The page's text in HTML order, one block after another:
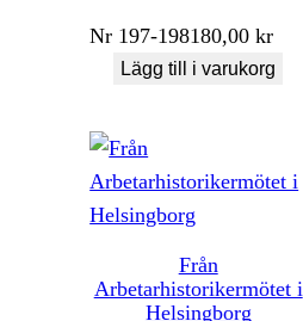
Nr 197-198180,00kr
Lägg till i varukorg
Från
Arbetarhistorikermötet i
Helsingborg